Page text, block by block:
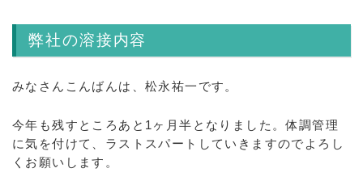
弊社の溶接内容
みなさんこんばんは、松永祐一です。
今年も残すところあと1ヶ月半となりました。体調管理
に気を付けて、ラストスパートしていきますのでよろし
くお願いします。